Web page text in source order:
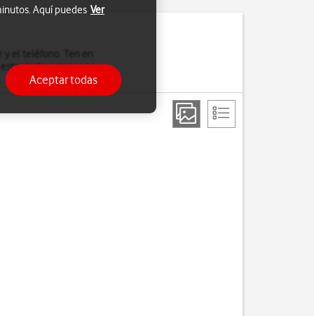
instrucciones en
Aquí puedes Ver
Aceptar todas